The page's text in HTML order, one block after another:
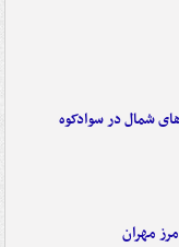
شمال در سوادکوه
مهران